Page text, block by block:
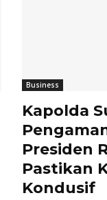
Business
Kapolda
Presiden
Pastikan
Kondusif